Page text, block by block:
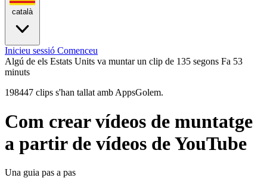
català
Inicieu sessió Comenceu
Algú de els Estats Units va muntar un clip de 135 segons Fa 53
minuts
198447 clips s'han tallat amb AppsGolem.
Com crear vídeos de muntatge
a partir de vídeos de YouTube
Una guia pas a pas